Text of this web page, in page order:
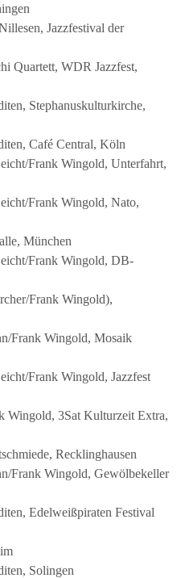
Jazzfestival der
Quartett, WDR Jazzfest,
Stephanuskulturkirche,
Café Central, Köln
Frank Wingold, Unterfahrt,
Frank Wingold, Nato,
München
Frank Wingold, DB-
Frank Wingold),
Frank Wingold, Mosaik
Frank Wingold, Jazzfest
Wingold, 3Sat Kulturzeit Extra,
Recklinghausen
Frank Wingold, Gewölbekeller
Edelweißpiraten Festival
Solingen